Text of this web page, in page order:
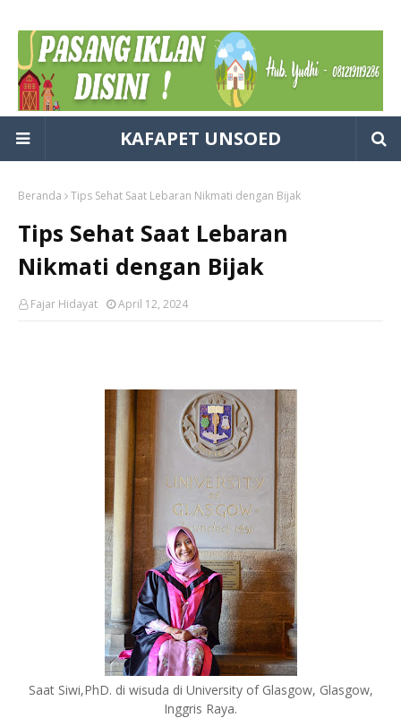
KAFAPET UNSOED
Beranda Tips Sehat Saat Lebaran Nikmati dengan Bijak
Tips Sehat Saat Lebaran
Nikmati dengan Bijak
Fajar Hidayat April 12, 2024
Saat Siwi,PhD. di wisuda di University of Glasgow, Glasgow,
Inggris Raya.